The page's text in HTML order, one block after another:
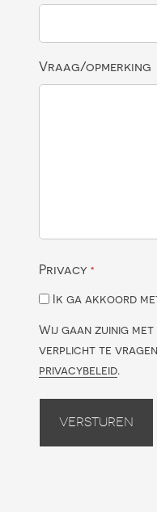
Vraag/opmerking
Privacy *
Ik ga akkoord
Wij gaan zuinig
verplicht te
privacybeleid.
Versturen